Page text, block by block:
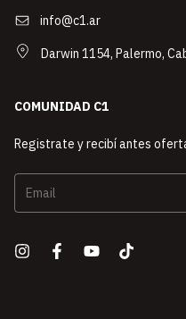
info@c1.ar
Darwin 1154, Palermo,
COMUNIDAD C1
Registrate y recibí antes